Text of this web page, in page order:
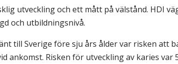
utveckling och ett mått på välstånd. HDI
och utbildningsnivå.
till Sverige före sju års ålder var risken att
ankomst. Risken för utveckling av karies var